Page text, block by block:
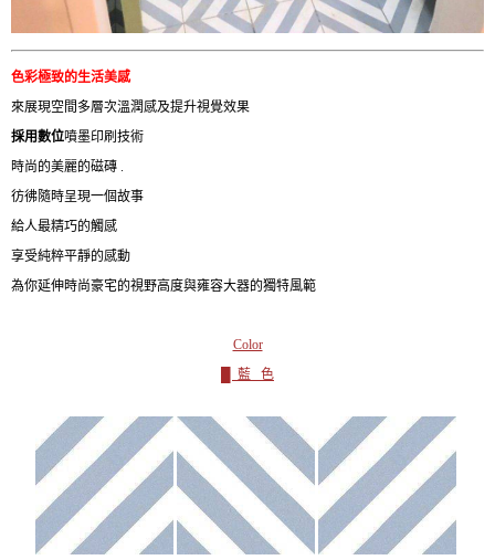
色彩極致的生活美感
來展現空間多層次溫潤感及提升視覺效果
採用數位噴墨印刷技術
時尚的美麗的磁磚 .
彷彿隨時呈現一個故事
給人最精巧的觸感
享受純粹平靜的感動
為你延伸時尚豪宅的視野高度與雍容大器的獨特風範
Color
█ 藍 色